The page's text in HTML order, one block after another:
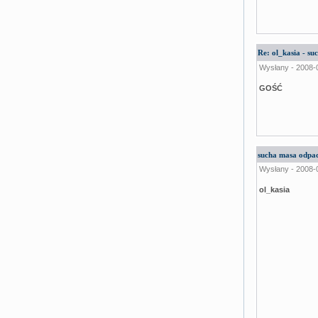
Re: ol_kasia -
Wysłany -
GOŚĆ
sucha masa
Wysłany -
ol_kasia